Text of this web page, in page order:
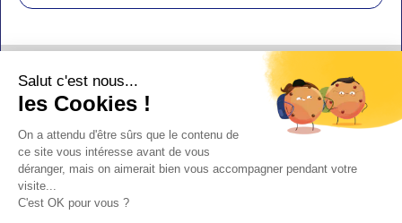
Mentions légales
Salut c'est nous...
les Cookies !
On a attendu d'être sûrs que le contenu de
ce site vous intéresse avant de vous
déranger, mais on aimerait bien vous accompagner pendant votre
visite...
C'est OK pour vous ?